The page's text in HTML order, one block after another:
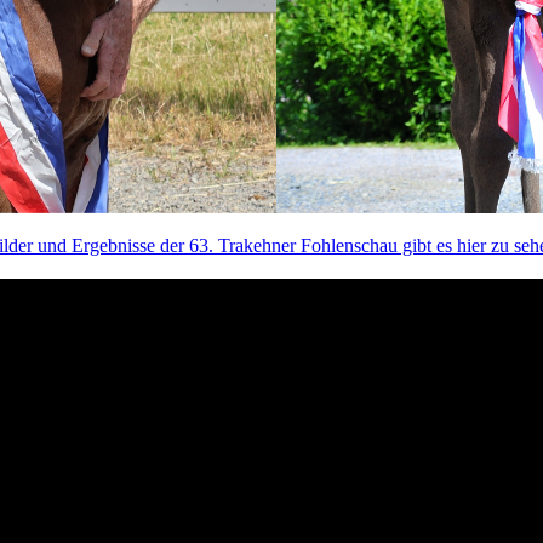
und Ergebnisse der 63. Trakehner Fohlenschau gibt es hier zu